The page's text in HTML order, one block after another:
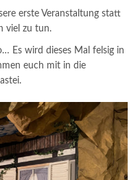
erste Veranstaltung statt
viel zu tun.
Es wird dieses Mal felsig in
euch mit in die